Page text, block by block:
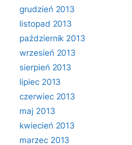
grudzień 2013
listopad 2013
październik 2013
wrzesień 2013
sierpień 2013
lipiec 2013
czerwiec 2013
maj 2013
kwiecień 2013
marzec 2013